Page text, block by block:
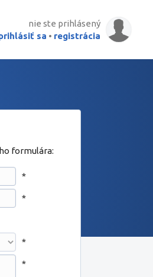
nie ste prihlásený
sa • registrácia
formulára:
*
*
*
*